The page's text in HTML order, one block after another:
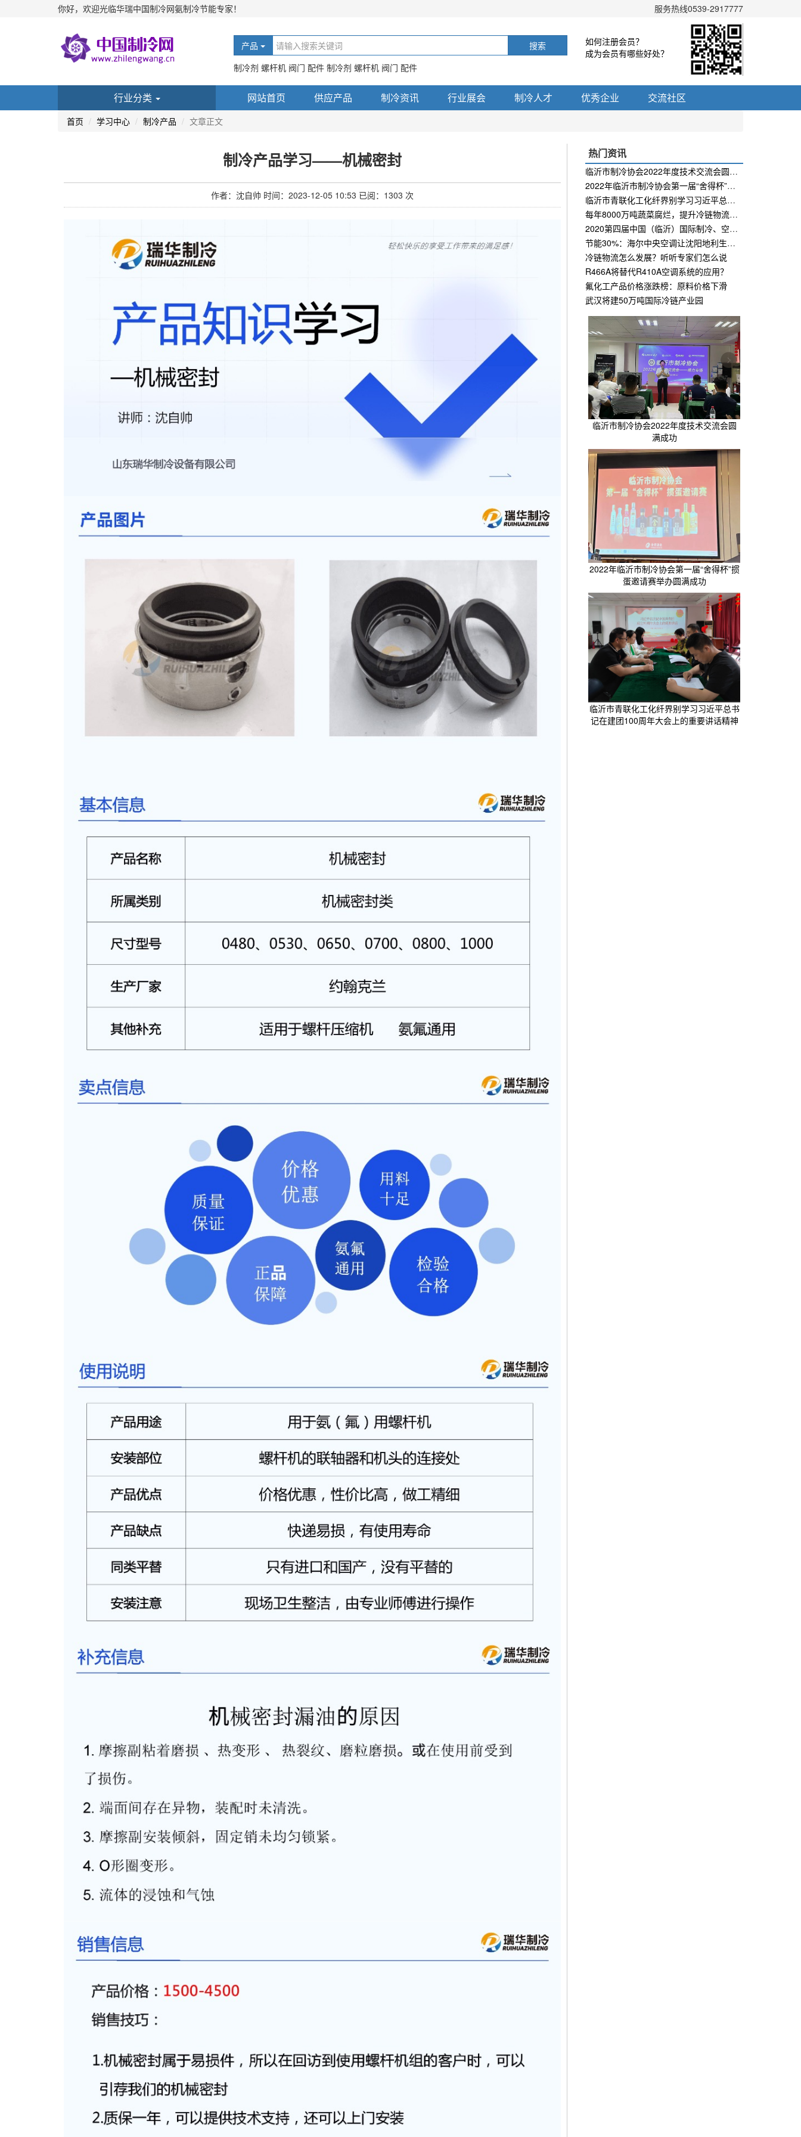
你好，欢迎光临华瑞中国制冷网氨制冷节能专家！ 服务热线0539-2917777
产品
搜索
制冷剂 螺杆机 阀门 配件 制冷剂 螺杆机 阀门 配件
如何注册会员？
成为会员有哪些好处？
行业分类 网站首页 供应产品 制冷资讯 行业展会 制冷人才 优秀企业 交流社区
首页 学习中心 制冷产品 文章正文
制冷产品学习——机械密封
作者：沈自帅 时间：2023-12-05 10:53 已阅：1303 次
热门资讯
临沂市制冷协会2022年度技术交流会圆满成功
2022年临沂市制冷协会第一届“舍得杯”掼蛋邀请赛举办圆满成功
临沂市青联化工化纤界别学习习近平总书记在建团100周年大会上的重要讲话精神
每年8000万吨蔬菜腐烂，提升冷链物流仓储水平是大势所趋！
2020第四届中国（临沂）国际制冷、空调及通风设备展览会邀请函
节能30%：海尔中央空调让沈阳地利生鲜“暖”起来
冷链物流怎么发展？听听专家们怎么说
R466A将替代R410A空调系统的应用？
氟化工产品价格涨跌榜：原料价格下滑
武汉将建50万吨国际冷链产业园
临沂市制冷协会2022年度技术交流会圆
满成功
2022年临沂市制冷协会第一届“舍得杯”掼
蛋邀请赛举办圆满成功
临沂市青联化工化纤界别学习习近平总书
记在建团100周年大会上的重要讲话精神